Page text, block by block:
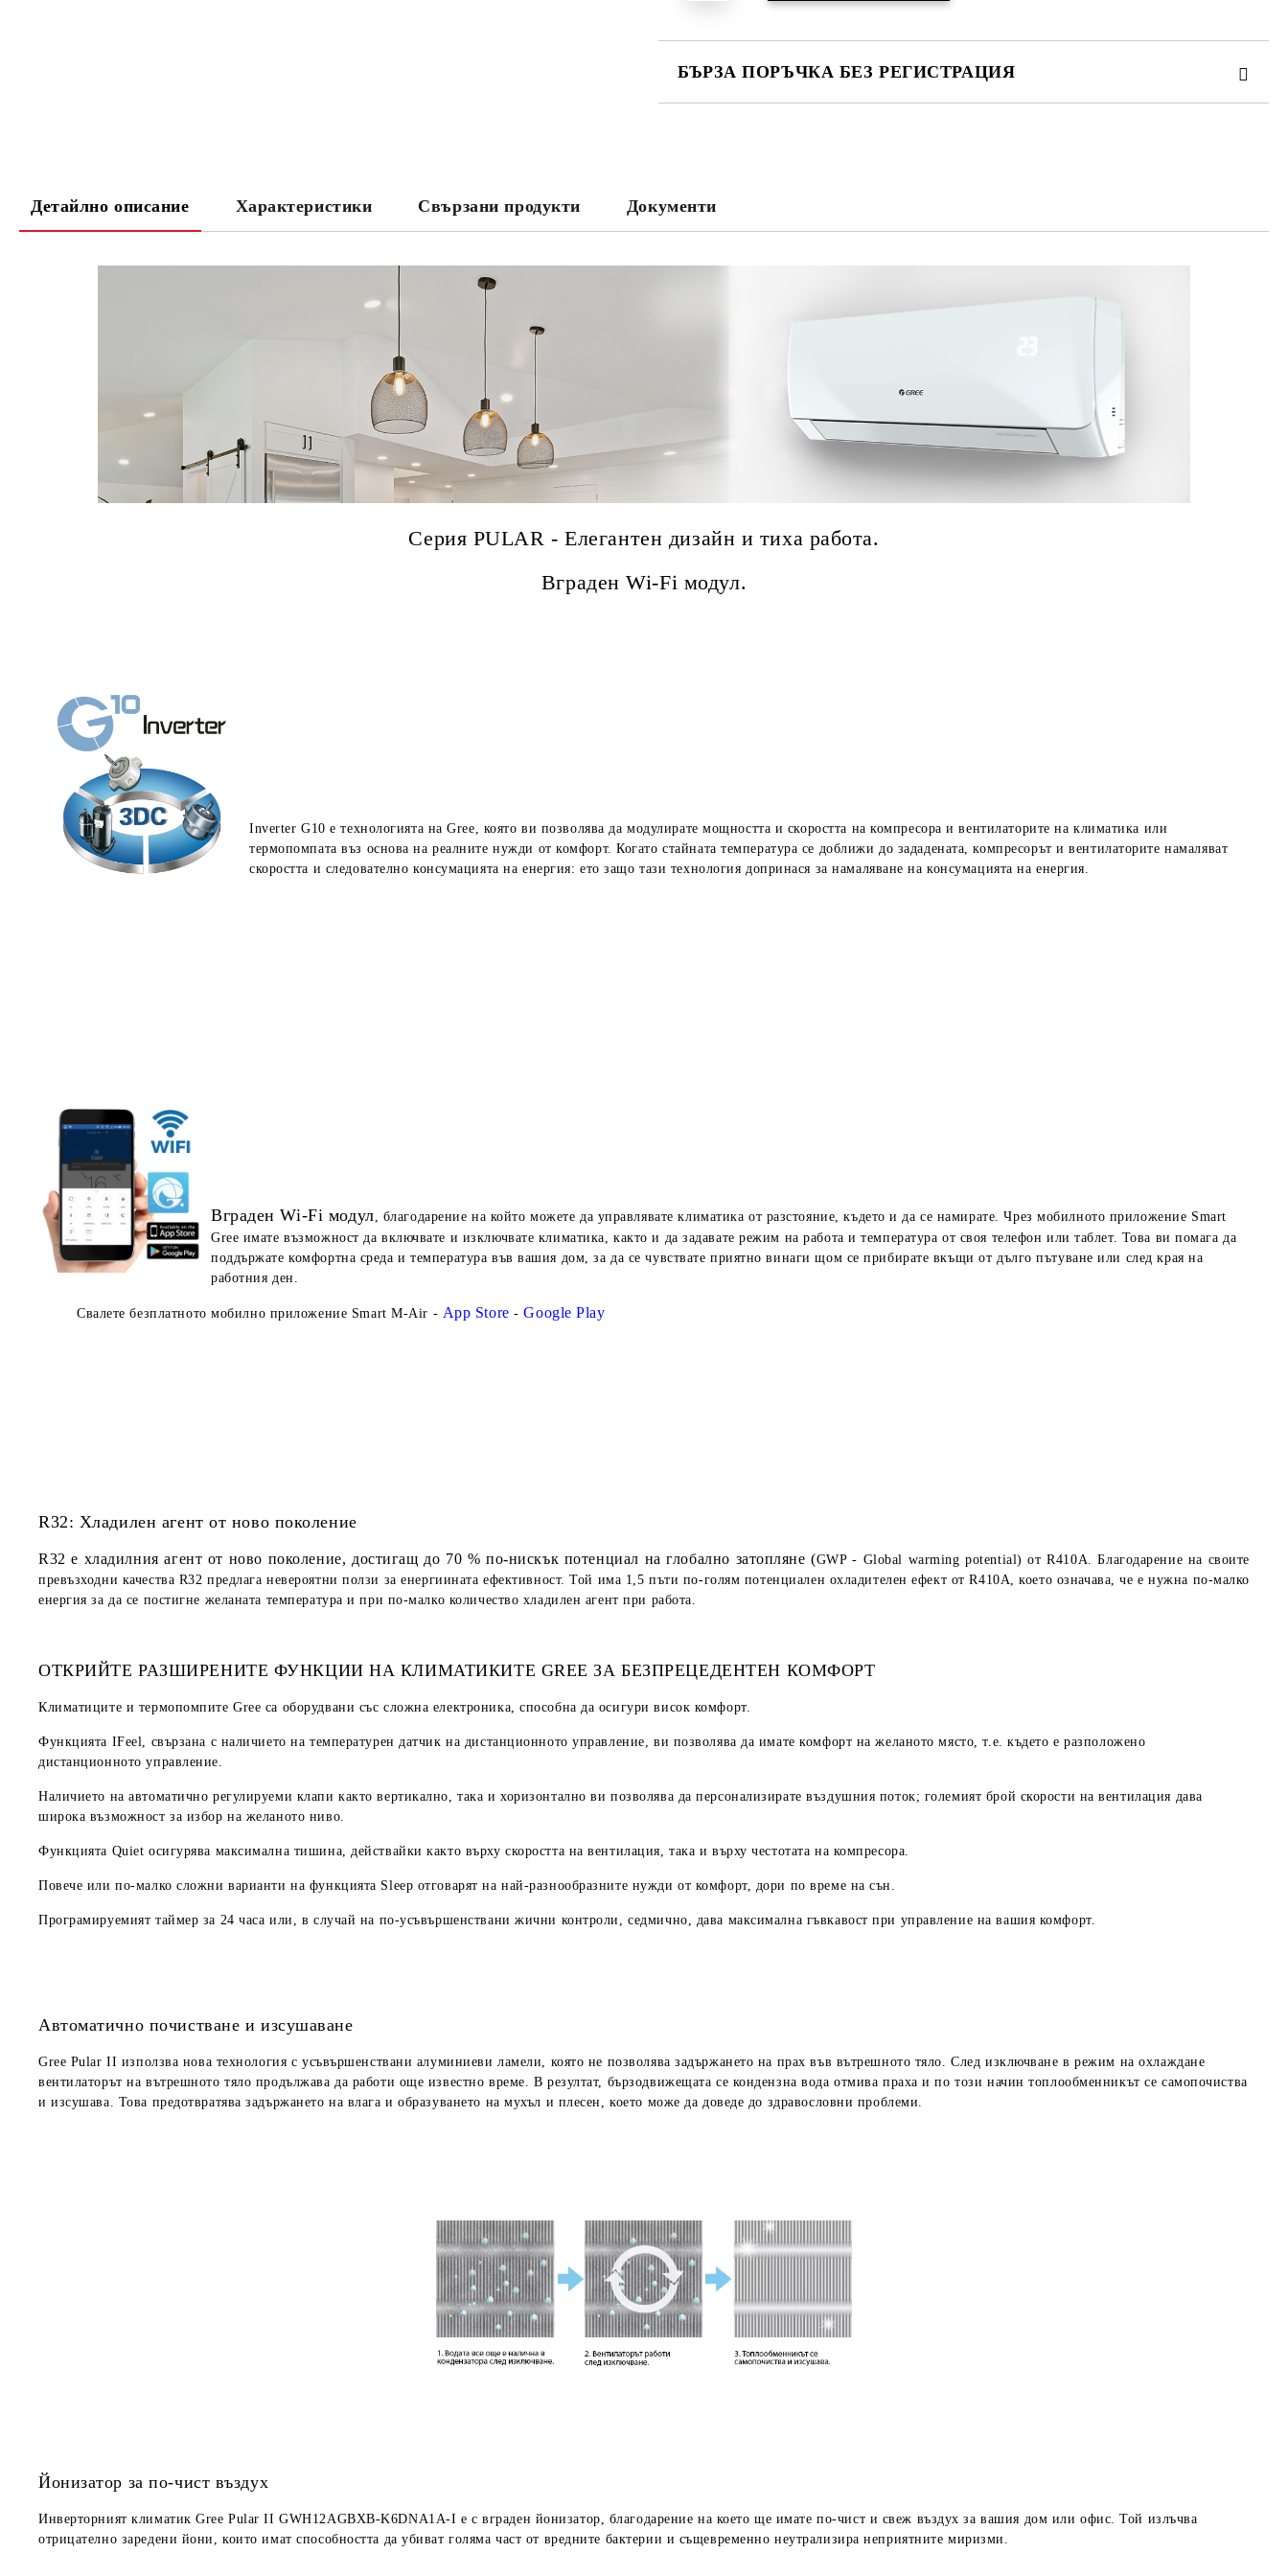
БЪРЗА ПОРЪЧКА БЕЗ РЕГИСТРАЦИЯ
Съгласен съм с
Детайлно описание Характеристики Свързани продукти Документи
Серия PULAR - Елегантен дизайн и тиха работа.
Вграден Wi-Fi модул.
Inverter G10 е технологията на Gree, която ви позволява да модулирате мощността и скоростта на компресора и вентилаторите на климатика или
термопомпата въз основа на реалните нужди от комфорт. Когато стайната температура се доближи до зададената, компресорът и вентилаторите намаляват
скоростта и следователно консумацията на енергия: ето защо тази технология допринася за намаляване на консумацията на енергия.
Вграден Wi-Fi модул, благодарение на който можете да управлявате климатика от разстояние, където и да се намирате. Чрез мобилното приложение Smart
Gree имате възможност да включвате и изключвате климатика, както и да задавате режим на работа и температура от своя телефон или таблет. Това ви помага да
поддържате комфортна среда и температура във вашия дом, за да се чувствате приятно винаги щом се прибирате вкъщи от дълго пътуване или след края на
работния ден.
Свалете безплатното мобилно приложение Smart M-Air - App Store-Google Play
R32: Хладилен агент от ново поколение
R32 е хладилния агент от ново поколение, достигащ до 70 % по-нискък потенциал на глобално затопляне (GWP - Global warming potential) от R410A. Благодарение на своите
превъзходни качества R32 предлага невероятни ползи за енергиината ефективност. Той има 1,5 пъти по-голям потенциален охладителен ефект от R410A, което означава, че е нужна по-малко
енергия за да се постигне желаната температура и при по-малко количество хладилен агент при работа.
ОТКРИЙТЕ РАЗШИРЕНИТЕ ФУНКЦИИ НА КЛИМАТИКИТЕ GREE ЗА БЕЗПРЕЦЕДЕНТЕН КОМФОРТ
Климатиците и термопомпите Gree са оборудвани със сложна електроника, способна да осигури висок комфорт.
Функцията IFeel, свързана с наличието на температурен датчик на дистанционното управление, ви позволява да имате комфорт на желаното място, т.е. където е разположено
дистанционното управление.
Наличието на автоматично регулируеми клапи както вертикално, така и хоризонтално ви позволява да персонализирате въздушния поток; големият брой скорости на вентилация дава
широка възможност за избор на желаното ниво.
Функцията Quiet осигурява максимална тишина, действайки както върху скоростта на вентилация, така и върху честотата на компресора.
Повече или по-малко сложни варианти на функцията Sleep отговарят на най-разнообразните нужди от комфорт, дори по време на сън.
Програмируемият таймер за 24 часа или, в случай на по-усъвършенствани жични контроли, седмично, дава максимална гъвкавост при управление на вашия комфорт.
Автоматично почистване и изсушаване
Gree PularII използва нова технология с усъвършенствани алуминиеви ламели, която не позволява задържането на прах във вътрешното тяло. След изключване в режим на охлаждане
вентилаторът на вътрешното тяло продължава да работи още известно време. В резултат, бързодвижещата се кондензна вода отмива праха и по този начин топлообменникът се самопочиства
и изсушава. Това предотвратява задържането на влага и образуването на мухъл и плесен, което може да доведе до здравословни проблеми.
Йонизатор за по-чист въздух
Инверторният климатикGree Pular II GWH12AGBXB-K6DNA1A-I е с вграден йонизатор, благодарение на което ще имате по-чист и свеж въздух за вашия дом или офис. Той излъчва
отрицателно заредени йони, които имат способността да убиват голяма част от вредните бактерии и същевременно неутрализира неприятните миризми.